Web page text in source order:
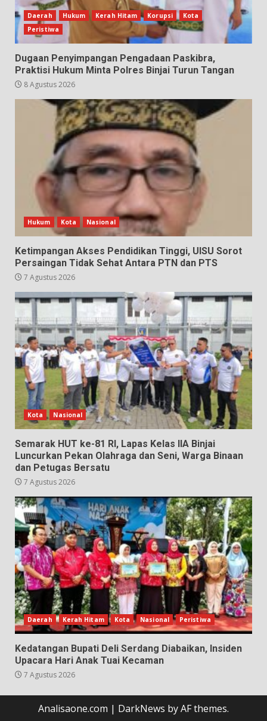
Daerah Hukum Kerah Hitam Korupsi
Kota
Peristiwa
Dugaan Penyimpangan Pengadaan Paskibra,
Praktisi Hukum Minta Polres Binjai Turun Tangan
8 Agustus 2026
Hukum Kota Nasional
Ketimpangan Akses Pendidikan Tinggi, UISU Sorot
Persaingan Tidak Sehat Antara PTN dan PTS
7 Agustus 2026
Kota Nasional
Semarak HUT ke-81 RI, Lapas Kelas IIA Binjai
Luncurkan Pekan Olahraga dan Seni, Warga Binaan
dan Petugas Bersatu
7 Agustus 2026
Daerah Kerah Hitam Kota Nasional Peristiwa
Kedatangan Bupati Deli Serdang Diabaikan, Insiden
Upacara Hari Anak Tuai Kecaman
7 Agustus 2026
Analisaone.com | DarkNews by AF themes.